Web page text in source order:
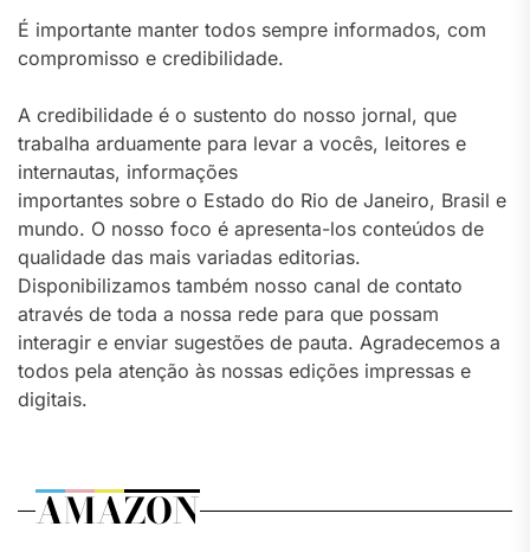
É importante manter todos sempre informados, com
compromisso e credibilidade.
A credibilidade é o sustento do nosso jornal, que
trabalha arduamente para levar a vocês, leitores e
internautas, informações
importantes sobre o Estado do Rio de Janeiro, Brasil e
mundo. O nosso foco é apresenta-los conteúdos de
qualidade das mais variadas editorias.
Disponibilizamos também nosso canal de contato
através de toda a nossa rede para que possam
interagir e enviar sugestões de pauta. Agradecemos a
todos pela atenção às nossas edições impressas e
digitais.
AMAZON